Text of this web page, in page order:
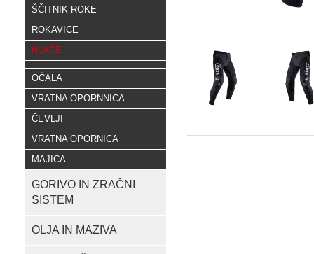
ŠČITNIK ROKE
ROKAVICE
HLAČE
OČALA
VRATNA OPORNNICA
ČEVLJI
VRATNA OPORNICA
MAJICA
GORIVO IN ZRAČNI
SISTEM
OLJA IN MAZIVA